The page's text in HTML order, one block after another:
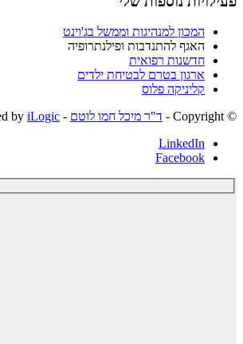
המכון למנהיגות וממשל בג'וינט
האגף להתנדבות ופילנתרופיה
חדשנות רפואית
ארגון בטרם לבטיחת ילדים
קליניקה פלוס
© ‫Copyright -
ד"ר מיכל חמו לוטם - Developed by
iLogic
LinkedIn
Facebook